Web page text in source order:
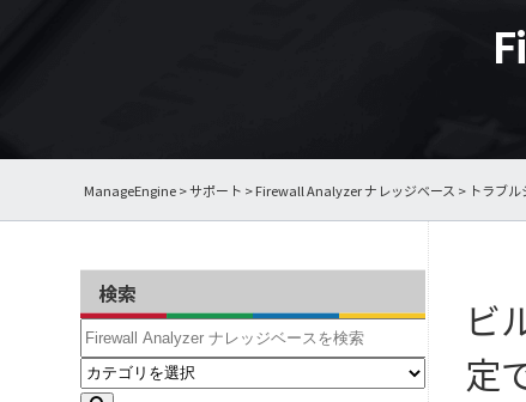
ManageEngine>サポート >Firewall Analyzer ナレッジベース > トラブ
検索
ビ
定